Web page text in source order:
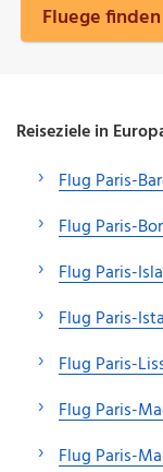
Fluege finden
Reiseziele in
Flug Paris-
Flug Paris-
Flug Paris-
Flug Paris-
Flug Paris-
Flug Paris-
Flug Paris-